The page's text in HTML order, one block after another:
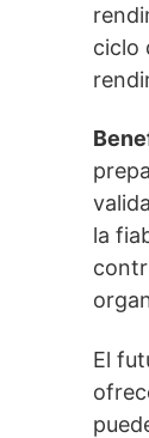
ciclo
la
El